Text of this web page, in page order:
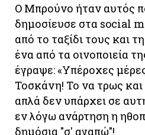
Ο Μπρούνο ήταν αυτός
δημοσίευσε στα social
από το ταξίδι τους και
ένα από τα οινοποιεία
έγραψε: «Υπέροχες
Τοσκάνη! Το να τρως και
απλά δεν υπάρχει σε
εν λόγω ανάρτηση η
δημόσια "σ' αγαπώ"!